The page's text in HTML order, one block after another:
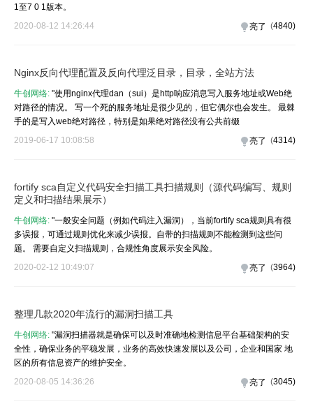
1至7 0 1版本。
2020-08-12 14:26:44
)
4840
(
亮了
Nginx反向代理配置及反向代理泛目录，目录，全站方法
牛创网络: "使用nginx代理dan（sui）是http响应消息写入服务地址或Web绝
对路径的情况。 写一个死的服务地址是很少见的，但它偶尔也会发生。 最棘
手的是写入web绝对路径，特别是如果绝对路径没有公共前缀
2019-06-17 10:08:58
)
4314
(
亮了
fortify sca自定义代码安全扫描工具扫描规则（源代码编写、规则
定义和扫描结果展示）
牛创网络: "一般安全问题（例如代码注入漏洞），当前fortify sca规则具有很
多误报，可通过规则优化来减少误报。自带的扫描规则不能检测到这些问
题。 需要自定义扫描规则，合规性角度展示安全风险。
2020-02-12 10:49:07
)
3964
(
亮了
整理几款2020年流行的漏洞扫描工具
牛创网络: "漏洞扫描器就是确​​保可以及时准确地检测信息平台基础架构的安
全性，确保业务的平稳发展，业务的高效快速发展以及公司，企业和国家 地
区的所有信息资产的维护安全。
2020-08-05 14:36:26
)
3045
(
亮了